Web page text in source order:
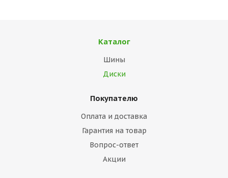
Каталог
Шины
Диски
Покупателю
Оплата и доставка
Гарантия на товар
Вопрос-ответ
Акции